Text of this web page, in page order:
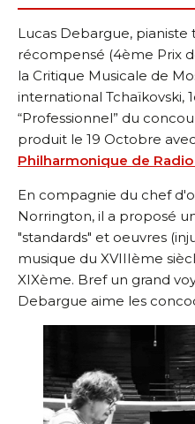
Lucas Debargue,
récompensé (4ème Prix
la Critique Musicale de
international Tchaïkovski,
“Professionnel” du
produit le 19 Octobre avec
Philharmonique de Radio
En compagnie du chef
Norrington, il a proposé
"standards" et oeuvres
musique du XVIIIème
XIXème. Bref un grand
Debargue aime les